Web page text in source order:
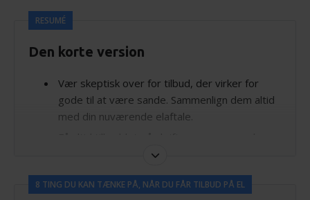
RESUMÉ
Den korte version
Vær skeptisk over for tilbud, der virker for
gode til at være sande. Sammenlign dem altid
med din nuværende elaftale.
på introduktionstilbud, bindingsperioder og din
Sikre dig, at du har givet samtykke til at blive
8 TING DU KAN TÆNKE PÅ, NÅR DU FÅR TILBUD PÅ EL